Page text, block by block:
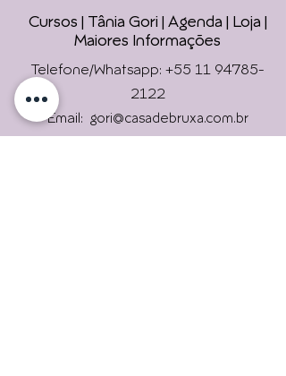
Faça seu Ritual
Online !
Cursos | Tânia Gori | Agenda | Loja |
Maiores Informações
Telefone/Whatsapp: +55 11 94785-
2122
Email: gori@casadebruxa.com.br